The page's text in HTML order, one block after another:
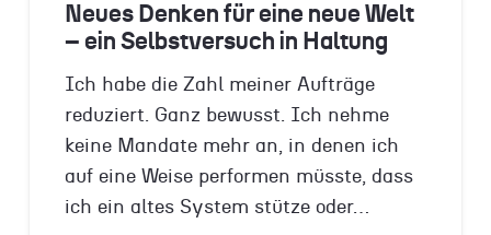
Neues Denken für eine neue Welt
– ein Selbstversuch in Haltung
Ich habe die Zahl meiner Aufträge
reduziert. Ganz bewusst. Ich nehme
keine Mandate mehr an, in denen ich
auf eine Weise performen müsste, dass
ich ein altes System stütze oder…